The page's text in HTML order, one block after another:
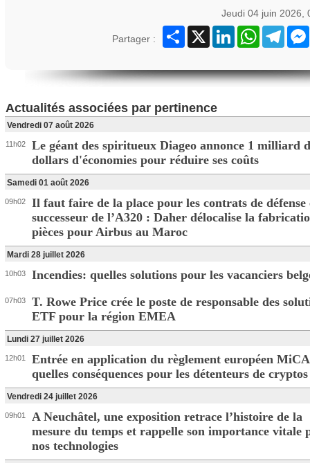
Jeudi 04 juin 2026,
Partager :
Partager
X LinkedInWhatsApp
Actualités associées par pertinence
Vendredi 07 août 2026
11h02
Le géant des spiritueux Diageo annonce 1 milliard
dollars d'économies pour réduire ses coûts
Samedi 01 août 2026
09h02
Il faut faire de la place pour les contrats de défense
successeur de l’A320 : Daher délocalise la
pièces pour Airbus au Maroc
Mardi 28 juillet 2026
10h03 Incendies: quelles solutions pour les vacanciers
07h03
T. Rowe Price crée le poste de responsable des
ETF pour la région EMEA
Lundi 27 juillet 2026
12h01
Entrée en application du règlement européen
quelles conséquences pour les détenteurs de
Vendredi 24 juillet 2026
09h01
A Neuchâtel, une exposition retrace l’histoire de la
mesure du temps et rappelle son importance vitale
nos technologies